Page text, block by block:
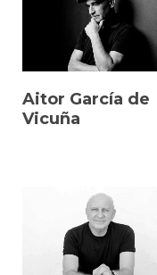
Aitor García de
Vicuña